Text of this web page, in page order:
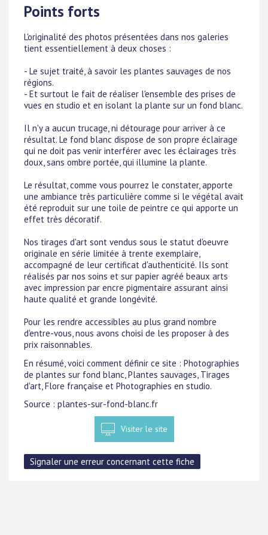
Points forts
L'originalité des photos présentées dans nos galeries
tient essentiellement à deux choses :
- Le sujet traité, à savoir les plantes sauvages de nos
régions.
- Et surtout le fait de réaliser l'ensemble des prises de
vues en studio et en isolant la plante sur un fond blanc.
Il n'y a aucun trucage, ni détourage pour arriver à ce
résultat. Le fond blanc dispose de son propre éclairage
qui ne doit pas venir interférer avec les éclairages très
doux, sans ombre portée, qui illumine la plante.
Le résultat, comme vous pourrez le constater, apporte
une ambiance très particulière comme si le végétal avait
été reproduit sur une toile de peintre ce qui apporte un
effet très décoratif.
Nos tirages d'art sont vendus sous le statut d'oeuvre
originale en série limitée à trente exemplaire,
accompagné de leur certificat d'authenticité. Ils sont
réalisés par nos soins et sur papier agréé beaux arts
avec impression par encre pigmentaire assurant ainsi
haute qualité et grande longévité.
Pour les rendre accessibles au plus grand nombre
d'entre-vous, nous avons choisi de les proposer à des
prix raisonnables.
En résumé, voici comment définir ce site : Photographies
de plantes sur fond blanc, Plantes sauvages, Tirages
d'art, Flore française et Photographies en studio.
Source : plantes-sur-fond-blanc.fr
Visiter le site